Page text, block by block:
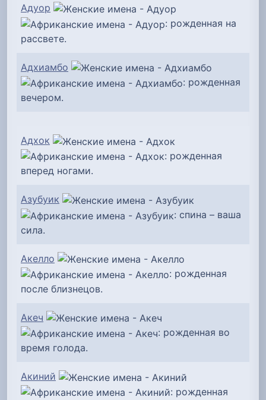
Адуор
: рожденная на
рассвете.
Адхиамбо
: рожденная
вечером.
Адхок
: рожденная
вперед ногами.
Азубуик
: спина – ваша
сила.
Акелло
: рожденная
после близнецов.
Акеч
: рожденная во
время голода.
Акиний
: рожденная